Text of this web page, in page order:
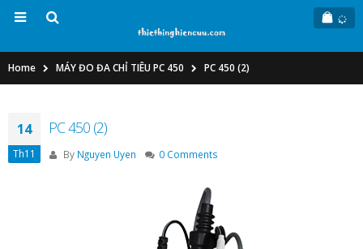
Home MÁY ĐO ĐA CHỈ TIÊU PC 450 PC 450 (2)
14
Th11
PC 450 (2)
By Nguyen Uyen 0 Comments